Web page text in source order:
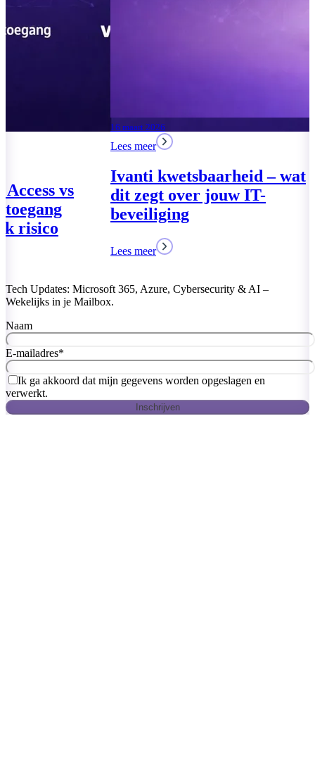
04 augustus 2026
Global
VPN –
Tech Updates: Microsoft 365, Azure, Cybersecurity & AI –
Wekelijks in je Mailbox.
Naam
E-mailadres*
Ik ga akkoord dat mijn gegevens worden opgeslagen en
verwerkt.
Inschrijven